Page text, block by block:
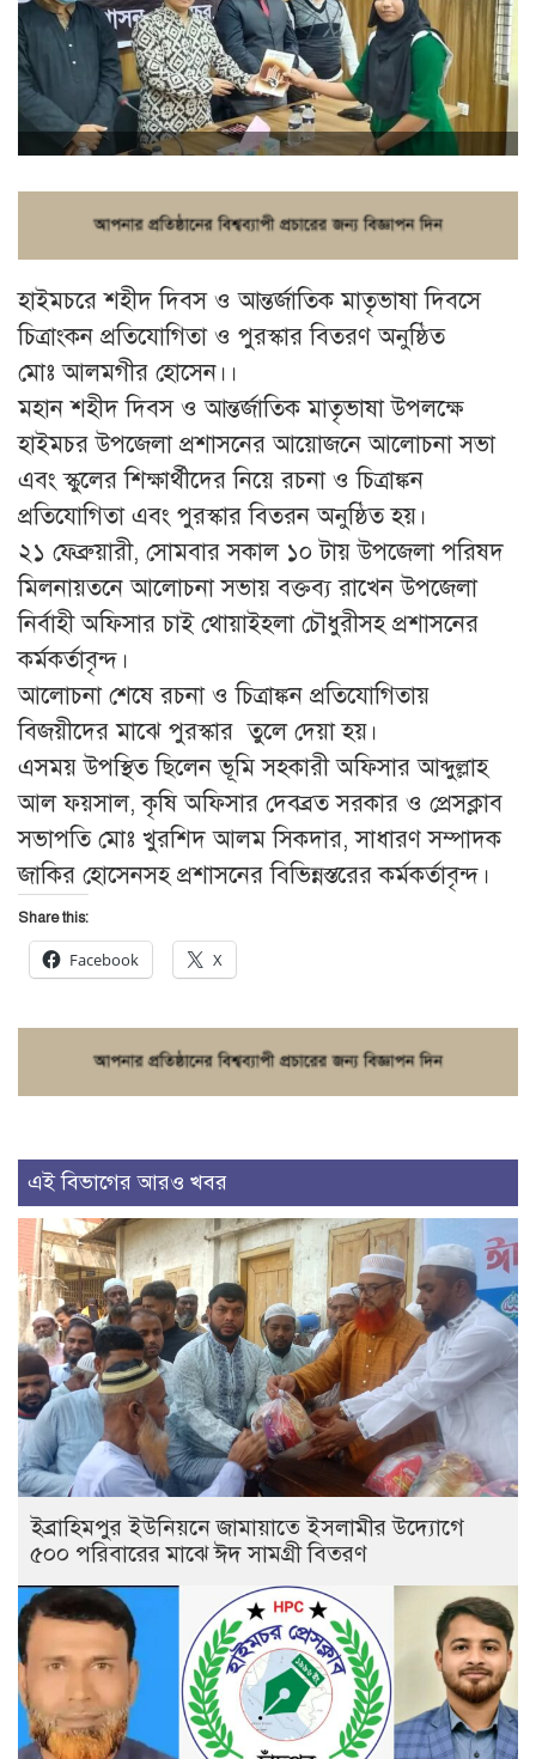
হাইমচরে শহীদ দিবস ও আন্তর্জাতিক মাতৃভাষা দিবসে
চিত্রাংকন প্রতিযোগিতা ও পুরস্কার বিতরণ অনুষ্ঠিত
মোঃ আলমগীর হোসেন।।
মহান শহীদ দিবস ও আন্তর্জাতিক মাতৃভাষা উপলক্ষে
হাইমচর উপজেলা প্রশাসনের আয়োজনে আলোচনা সভা
এবং স্কুলের শিক্ষার্থীদের নিয়ে রচনা ও চিত্রাঙ্কন
প্রতিযোগিতা এবং পুরস্কার বিতরন অনুষ্ঠিত হয়।
২১ ফেব্রুয়ারী, সোমবার সকাল ১০ টায় উপজেলা পরিষদ
মিলনায়তনে আলোচনা সভায় বক্তব্য রাখেন উপজেলা
নির্বাহী অফিসার চাই থোয়াইহলা চৌধুরীসহ প্রশাসনের
কর্মকর্তাবৃন্দ।
আলোচনা শেষে রচনা ও চিত্রাঙ্কন প্রতিযোগিতায়
বিজয়ীদের মাঝে পুরস্কার তুলে দেয়া হয়।
এসময় উপস্থিত ছিলেন ভূমি সহকারী অফিসার আব্দুল্লাহ
আল ফয়সাল, কৃষি অফিসার দেবব্রত সরকার ও প্রেসক্লাব
সভাপতি মোঃ খুরশিদ আলম সিকদার, সাধারণ সম্পাদক
জাকির হোসেনসহ প্রশাসনের বিভিন্নস্তরের কর্মকর্তাবৃন্দ।
Share this:
Facebook X
এই বিভাগের আরও খবর
ইব্রাহিমপুর ইউনিয়নে জামায়াতে ইসলামীর উদ্যোগে
৫০০ পরিবারের মাঝে ঈদ সামগ্রী বিতরণ